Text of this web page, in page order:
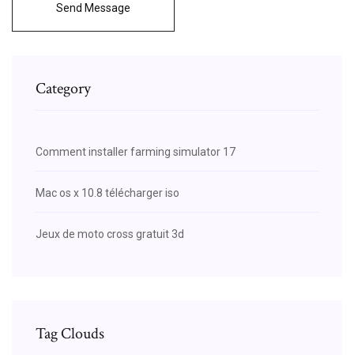
Send Message
Category
Comment installer farming simulator 17
Mac os x 10.8 télécharger iso
Jeux de moto cross gratuit 3d
Tag Clouds